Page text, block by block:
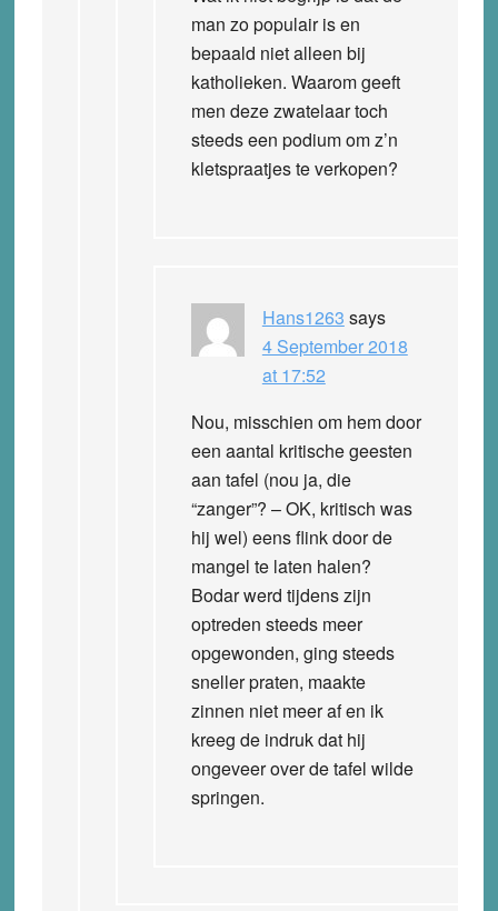
man zo populair is en
bepaald niet alleen bij
katholieken. Waarom geeft
men deze zwatelaar toch
steeds een podium om z’n
kletspraatjes te verkopen?
Hans1263 says
4 September 2018
at 17:52
Nou, misschien om hem door
een aantal kritische geesten
aan tafel (nou ja, die
“zanger”? – OK, kritisch was
hij wel) eens flink door de
mangel te laten halen?
Bodar werd tijdens zijn
optreden steeds meer
opgewonden, ging steeds
sneller praten, maakte
zinnen niet meer af en ik
kreeg de indruk dat hij
ongeveer over de tafel wilde
springen.